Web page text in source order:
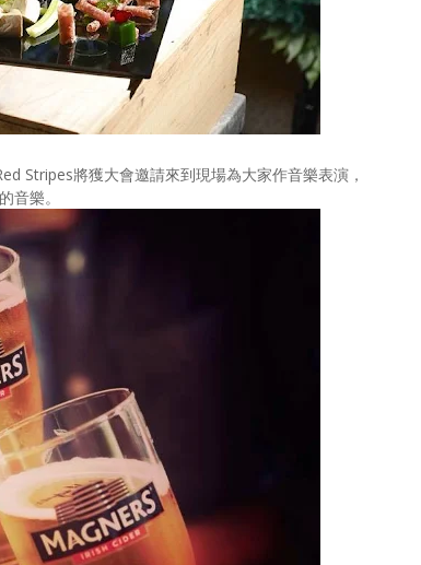
Stripes將獲大會邀請來到現場為大家作音樂表演，
音樂。